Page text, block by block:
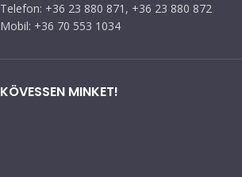
Telefon: +36 23 880 871, +36 23 880 872
Mobil: +36 70 553 1034
KÖVESSEN MINKET!